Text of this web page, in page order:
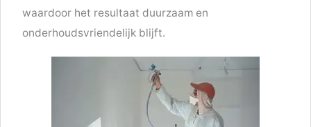
waardoor het resultaat duurzaam en
onderhoudsvriendelijk blijft.